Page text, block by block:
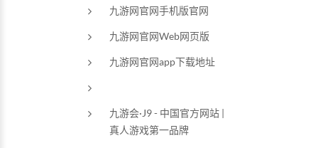
九游网官网手机版官网
九游网官网Web网页版
九游网官网app下载地址
九游会·J9 - 中国官方网站 |
真人游戏第一品牌